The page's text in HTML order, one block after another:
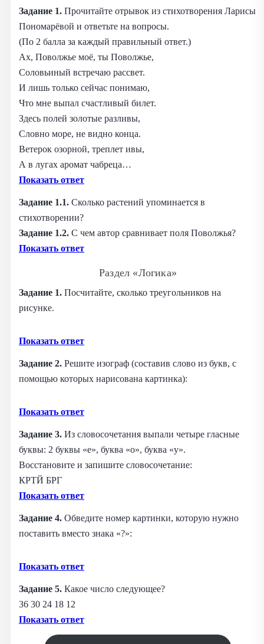
Задание 1. Прочитайте отрывок из стихотворения Ларисы
Пономарёвой и ответьте на вопросы.
(По 2 балла за каждый правильный ответ.)
Ах, Поволжье моё, ты Поволжье,
Соловьиный встречаю рассвет.
И лишь только сейчас понимаю,
Что мне выпал счастливый билет.
Здесь полей золотые разливы,
Словно море, не видно конца.
Ветерок озорной, треплет ивы,
А в лугах аромат чабреца…
Показать ответ
Задание 1.1. Сколько растений упоминается в
стихотворении?
Задание 1.2. С чем автор сравнивает поля Поволжья?
Показать ответ
Раздел «Логика»
Задание 1. Посчитайте, сколько треугольников на
рисунке.
Показать ответ
Задание 2. Решите изограф (составив слово из букв, с
помощью которых нарисована картинка):
Показать ответ
Задание 3. Из словосочетания выпали четыре гласные
буквы: 2 буквы «е», буква «о», буква «у».
Восстановите и запишите словосочетание:
КРТЙ БРГ
Показать ответ
Задание 4. Обведите номер картинки, которую нужно
поставить вместо знака «?»:
Показать ответ
Задание 5. Какое число следующее?
36 30 24 18 12
Показать ответ